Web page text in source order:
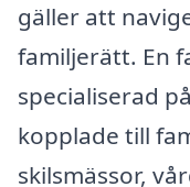
gäller att
familjerätt. En
specialiserad
kopplade till
skilsmässor,